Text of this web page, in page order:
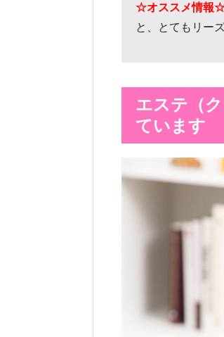
☆オススメ情報
と、とてもリー
エステ（
ています